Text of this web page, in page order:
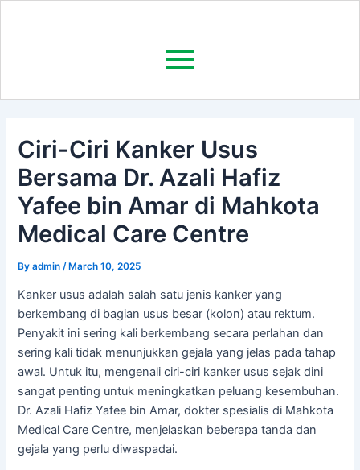
Ciri-Ciri Kanker Usus
Bersama Dr. Azali Hafiz
Yafee bin Amar di Mahkota
Medical Care Centre
Byadmin /March 10, 2025
Kanker usus adalah salah satu jenis kanker yang
berkembang di bagian usus besar (kolon) atau rektum.
Penyakit ini sering kali berkembang secara perlahan dan
sering kali tidak menunjukkan gejala yang jelas pada tahap
awal. Untuk itu, mengenali ciri-ciri kanker usus sejak dini
sangat penting untuk meningkatkan peluang kesembuhan.
Dr. Azali Hafiz Yafee bin Amar, dokter spesialis di Mahkota
Medical Care Centre, menjelaskan beberapa tanda dan
gejala yang perlu diwaspadai.